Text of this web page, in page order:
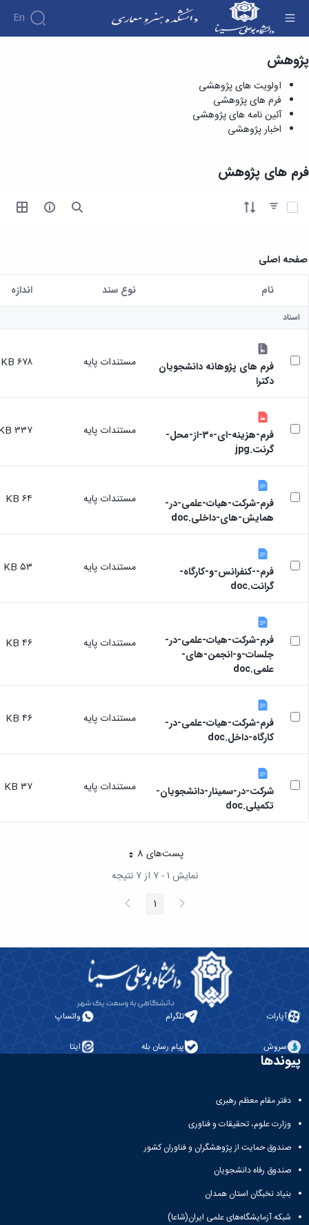
En
فرم های پژوهشی - دانشکده هنر و معماری
پژوهش
اولویت های پژوهشی
فرم های پژوهشی
آئین نامه های پژوهشی
اخبار پژوهشی
فرم های پژوهش
آیتم ها را انتخاب کنید
صفحه اصلی
کاربر انتخاب شده
نام نوع سند اندازه
اسناد
فرم های پژوهانه دانشجویان
دکترا
مستندات پایه ۶۷۸ KB
فرم-هزینه-ای-30-از-محل-
گرنت.jpg
مستندات پایه ۳۳۷ KB
فرم-شرکت-هیات-علمی-در-
همایش-های-داخلی.doc
مستندات پایه ۶۴ KB
فرم--کنفرانس-و-کارگاه-
گرانت.doc
مستندات پایه ۵۳ KB
فرم-شرکت-هیات-علمی-در-
جلسات-و-انجمن-های-
علمی.doc
مستندات پایه ۴۶ KB
فرم-شرکت-هیات-علمی-در-
کارگاه-داخل.doc
مستندات پایه ۴۶ KB
شرکت-در-سمینار-دانشجویان-
تکمیلی.doc
مستندات پایه ۳۷ KB
پست‌‌های 8هر صفحه
نمایش ۱ - ۷ از ۷ نتیجه
پیغام
قبلی صفحه1 صفحه
بعد
آپارات تلگرام واتساپ
سروش پیام رسان بله ایتا
پیوندها
دفتر مقام معظم رهبری
وزارت علوم، تحقیقات و فناوری
صندوق حمایت از پژوهشگران و فناوران کشور
صندوق رفاه دانشجویان
بنیاد نخبگان استان همدان
شبکه آزمایشگاه‌های علمی ایران(شاعا)